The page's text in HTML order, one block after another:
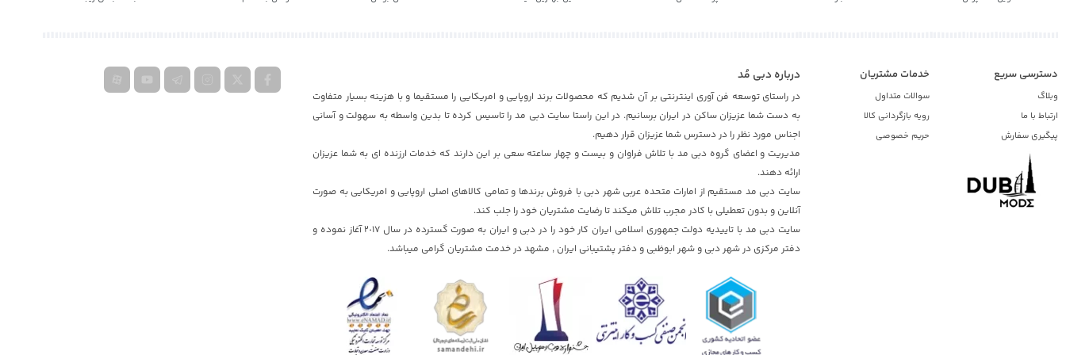
دسترسی سریع
وبلاگ
ارتباط با ما
پیگیری سفارش
خدمات مشتریان
سوالات متداول
رویه بازگردانی کالا
حریم خصوصی
درباره دبی مُد
در راستای توسعه فن آوری اینترنتی بر آن شدیم که محصولات برند اروپایی و امریکایی را مستقیما و با هزینه بسیار متفاوت
به دست شما عزیزان ساکن در ایران برسانیم. در این راستا سایت دبی مد را تاسیس کرده تا بدین واسطه به سهولت و آسانی
اجناس مورد نظر را در دسترس شما عزیزان قرار دهیم.
مدیریت و اعضای گروه دبی مد با تلاش فراوان و بیست و چهار ساعته سعی بر این دارند که خدمات ارزنده ای به شما عزیزان
ارائه دهند.
سایت دبی مد مستقیم از امارات متحده عربی شهر دبی با فروش برندها و تمامی کالاهای اصلی اروپایی و امریکایی به صورت
آنلاین و بدون تعطیلی با کادر مجرب تلاش میکند تا رضایت مشتریان خود را جلب کند.
سایت دبی مد با تاییدیه دولت جمهوری اسلامی ایران کار خود را در دبی و ایران به صورت گسترده در سال ٢٠١۷ آغاز نموده و
دفتر مرکزی در شهر دبی و شهر ابوظبی و دفتر پشتیبانی ایران , مشهد در خدمت مشتریان گرامی میباشد.